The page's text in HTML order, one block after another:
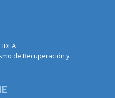
de Recuperación y